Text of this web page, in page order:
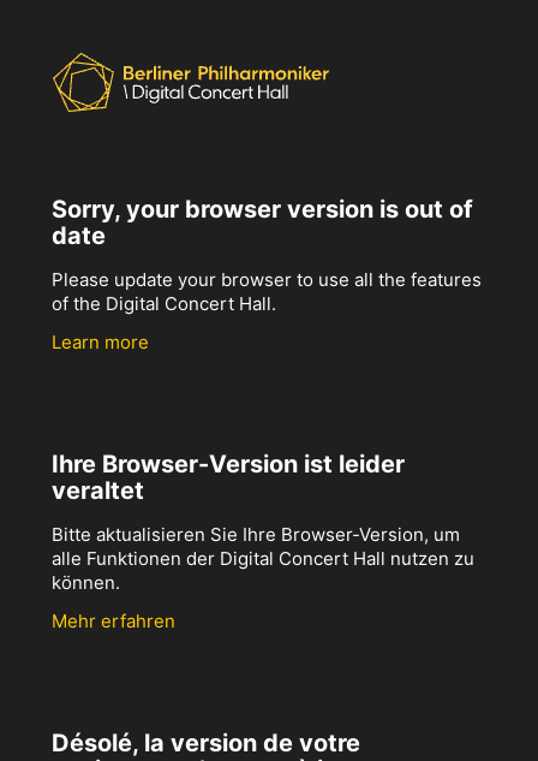
Sorry, your browser version is out of
date
Please update your browser to use all the features
of the Digital Concert Hall.
Learn more
Ihre Browser-Version ist leider
veraltet
Bitte aktualisieren Sie Ihre Browser-Version, um
alle Funktionen der Digital Concert Hall nutzen zu
können.
Mehr erfahren
Désolé, la version de votre